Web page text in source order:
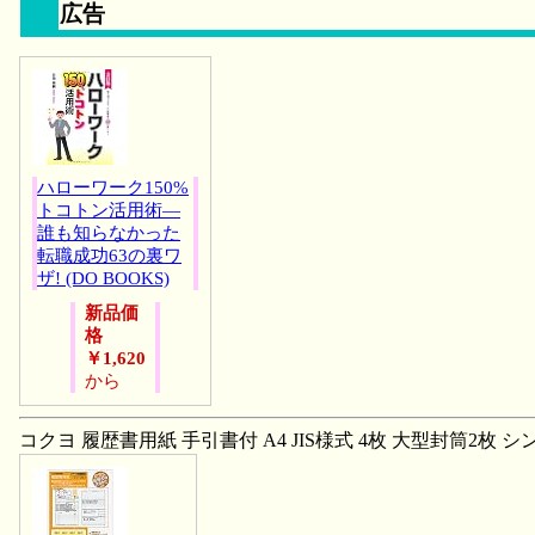
広告
ハローワーク150%
トコトン活用術―
誰も知らなかった
転職成功63の裏ワ
ザ! (DO BOOKS)
新品価
格
￥1,620
から
コクヨ 履歴書用紙 手引書付 A4 JIS様式 4枚 大型封筒2枚 シ